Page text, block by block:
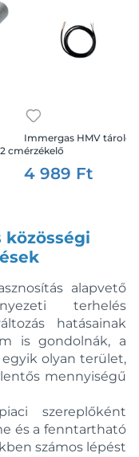
cm
Immergas HMV tároló
érzékelő
4 989 Ft
alapvető
terhelés
hatásainak
is gondolnák, a
olyan terület,
mennyiségű
szereplőként
és a fenntartható
számos lépést